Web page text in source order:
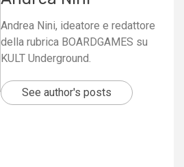
Andrea Nini, ideatore e redattore
della rubrica BOARDGAMES su
KULT Underground.
See author's posts